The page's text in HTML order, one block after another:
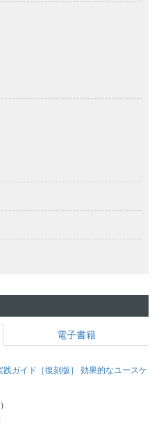
電子書籍
践ガイド［復刻版］ 効果的なユースケ